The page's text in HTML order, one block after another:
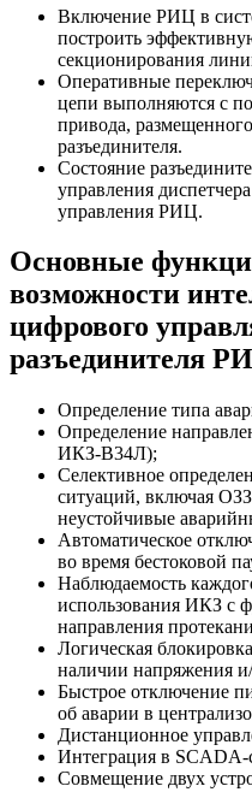
Включение РИЦ в
построить
секционирования
Оперативные
цепи выполняются с
привода,
разъединителя.
Состояние
управления
управления РИЦ.
Основные
возможности
цифрового
разъединителя
Определение типа
Определение
ИКЗ-В34Л);
Селективное
ситуаций, включая
неустойчивые
Автоматическое
во время бестоковой
Наблюдаемость
использования ИКЗ с
направления
Логическая
наличии напряжения
Быстрое отключение
об аварии в
Дистанционное
Интеграция в SCADA-
Совмещение двух